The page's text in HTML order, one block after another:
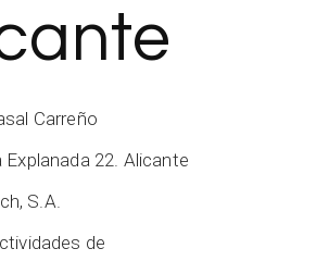
Carreño
Explanada 22. Alicante
S.A.
de